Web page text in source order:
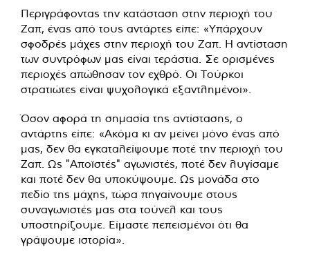
Περιγράφοντας την κατάσταση στην περιοχή του
Ζαπ, ένας από τους αντάρτες είπε: «Υπάρχουν
σφοδρές μάχες στην περιοχή του Ζαπ. Η αντίσταση
των συντρόφων μας είναι τεράστια. Σε ορισμένες
περιοχές απώθησαν τον εχθρό. Οι Τούρκοι
στρατιώτες είναι ψυχολογικά εξαντλημένοι».
Όσον αφορά τη σημασία της αντίστασης, ο
αντάρτης είπε: «Ακόμα κι αν μείνει μόνο ένας από
μας, δεν θα εγκαταλείψουμε ποτέ την περιοχή του
Ζαπ. Ως "Αποϊστές" αγωνιστές, ποτέ δεν λυγίσαμε
και ποτέ δεν θα υποκύψουμε. Ως μονάδα στο
πεδίο της μάχης, τώρα πηγαίνουμε στους
συναγωνιστές μας στα τούνελ και τους
υποστηρίζουμε. Είμαστε πεπεισμένοι ότι θα
γράψουμε ιστορία».